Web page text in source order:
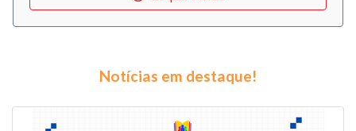
Notícias em destaque!